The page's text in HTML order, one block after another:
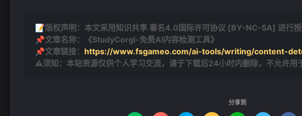
📝版权声明：本文采用知识共享 署名4.0国际许可协议 [BY-NC-SA] 进行
📌文章名称：《StudyCorgi-免费AI内容检测工具》
📌文章链接： https://www.fsgameo.com/ai-tools/writing/content-
⚠须知：本站资源仅供个人学习交流，请于下载后24小时内删除，不允许用
分享到